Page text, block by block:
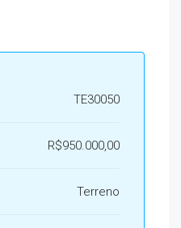
TE30050
R$950.000,00
Terreno